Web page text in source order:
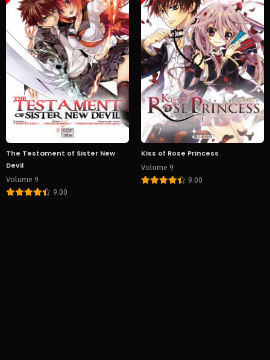
The Testament of Sister New
Devil
Volume 9
9.00
Kiss of Rose Princess
Volume 9
9.00